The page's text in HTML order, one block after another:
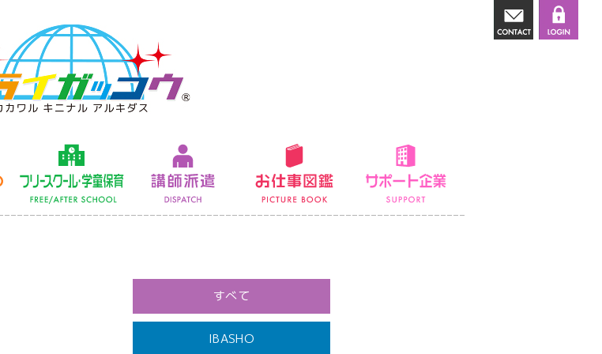
ミニはままつ フリースクール 講師派遣 お仕事図鑑
すべて
IBASHO